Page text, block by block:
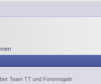
Team TT und Forenregeln